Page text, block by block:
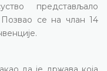
представљало
се на члан 14